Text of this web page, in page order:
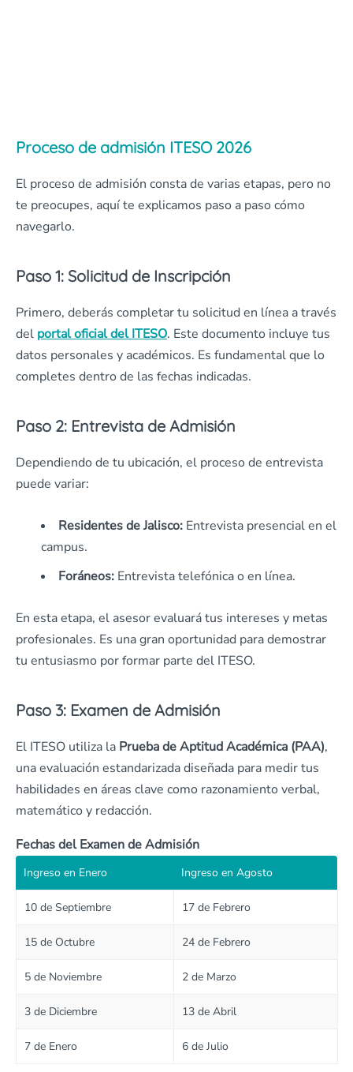
Proceso de admisión ITESO 2026
El proceso de admisión consta de varias etapas, pero no
te preocupes, aquí te explicamos paso a paso cómo
navegarlo.
Paso 1: Solicitud de Inscripción
Primero, deberás completar tu solicitud en línea a través
del portal oficial del ITESO. Este documento incluye tus
datos personales y académicos. Es fundamental que lo
completes dentro de las fechas indicadas.
Paso 2: Entrevista de Admisión
Dependiendo de tu ubicación, el proceso de entrevista
puede variar:
Residentes de Jalisco: Entrevista presencial en el
campus.
Foráneos: Entrevista telefónica o en línea.
En esta etapa, el asesor evaluará tus intereses y metas
profesionales. Es una gran oportunidad para demostrar
tu entusiasmo por formar parte del ITESO.
Paso 3: Examen de Admisión
El ITESO utiliza la Prueba de Aptitud Académica (PAA),
una evaluación estandarizada diseñada para medir tus
habilidades en áreas clave como razonamiento verbal,
matemático y redacción.
Fechas del Examen de Admisión
Ingreso en Enero Ingreso en Agosto
10 de Septiembre 17 de Febrero
15 de Octubre 24 de Febrero
5 de Noviembre 2 de Marzo
3 de Diciembre 13 de Abril
7 de Enero 6 de Julio